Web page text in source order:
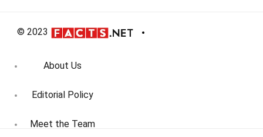
© 2023
About Us
Editorial Policy
Meet the Team